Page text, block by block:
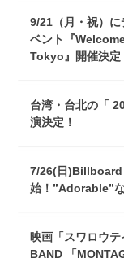
9/21（月・祝）
ベント『
Tokyo』開催決定
台湾・台北の「
演決定！
7/26(日)Billboard
始！”Adorable”
映画「スワロウ
BAND 「